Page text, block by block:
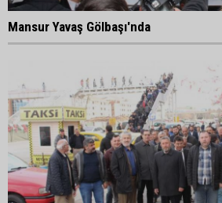
Mansur Yavaş Gölbaşı'nda